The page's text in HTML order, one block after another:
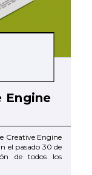
Engine
Creative Engine
el pasado 30 de
de todos los